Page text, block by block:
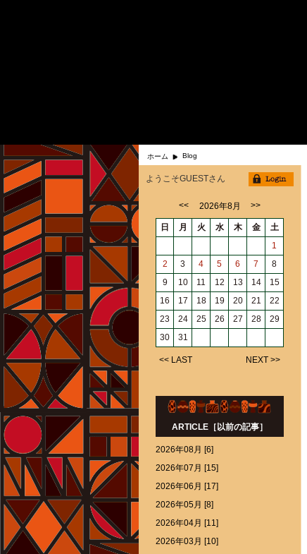
ホーム Blog
ようこそGUESTさん
<< 2026年8月 >>
日 月 火 水 木 金
土
1
2
3 4 5 6 7
8
9
10 11 12 13 14
15
16
17 18 19 20 21
22
23
24 25 26 27 28
29
30
31
<< LAST NEXT >>
ARTICLE［以前の記事］
2026年08月 [6]
2026年07月 [15]
2026年06月 [17]
2026年05月 [8]
2026年04月 [11]
2026年03月 [10]